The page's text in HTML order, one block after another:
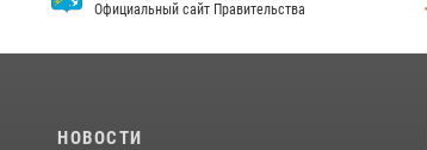
Официальный сайт Правительства
НОВОСТИ